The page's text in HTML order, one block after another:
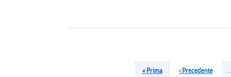
Prima
« Prima Pagina
‹ Precedente …